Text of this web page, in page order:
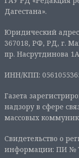
Дагестана».
Юридический
367018, РФ, РД, г.
пр. Насрутдинова
ИНН/КПП:
Газета
надзору в сфере
массовых
Свидетельство о
информации: ПИ №